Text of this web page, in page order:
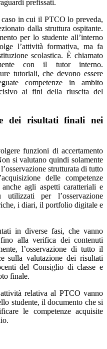
prefissati.
in cui il PTCO lo preveda,
dalla struttura ospitante.
per lo studente all’interno
l’attività formativa, ma fa
scolastica. È chiamato
con il tutor interno.
tutoriali, che devono essere
competenze in ambito
ai fini della riuscita del
e dei risultati finali nei
funzioni di accertamento
si valutano quindi solamente
strutturata di tutto
delle competenze
agli aspetti caratteriali e
per l’osservazione
i diari, il portfolio digitale e
in diverse fasi, che vanno
alla verifica dei contenuti
l’osservazione di tutto il
sulla valutazione dei risultati
del Consiglio di classe e
finale.
relativa al PTCO vanno
studente, il documento che si
le competenze acquisite